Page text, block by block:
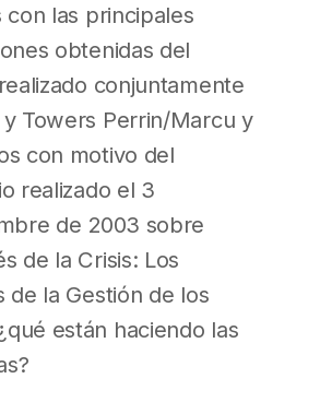
con las principales
obtenidas del
conjuntamente
y Towers Perrin/Marcu y
con motivo del
realizado el 3
de 2003 sobre
de la Crisis: Los
de la Gestión de los
están haciendo las